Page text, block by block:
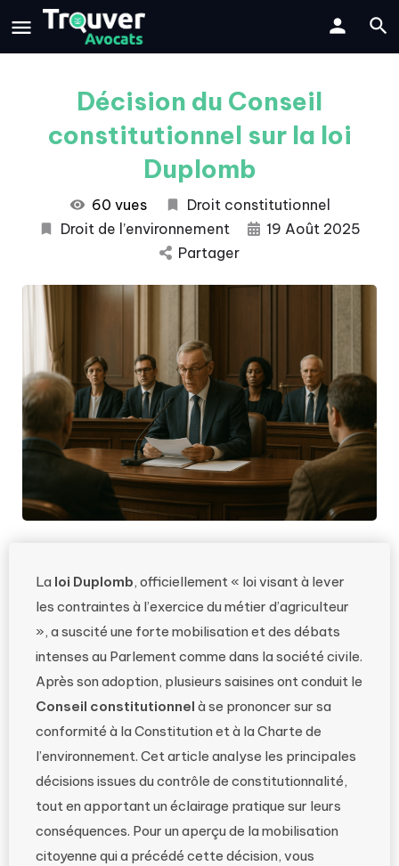
Décision du Conseil
constitutionnel sur la loi
Duplomb
60 vues
Droit constitutionnel
Droit de l’environnement
19 Août 2025
Partager
La loi Duplomb, officiellement « loi visant à lever
les contraintes à l’exercice du métier d’agriculteur
», a suscité une forte mobilisation et des débats
intenses au Parlement comme dans la société civile.
Après son adoption, plusieurs saisines ont conduit le
Conseil constitutionnel à se prononcer sur sa
conformité à la Constitution et à la Charte de
l’environnement. Cet article analyse les principales
décisions issues du contrôle de constitutionnalité,
tout en apportant un éclairage pratique sur leurs
conséquences. Pour un aperçu de la mobilisation
citoyenne qui a précédé cette décision, vous